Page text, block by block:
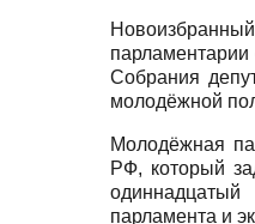
Собрания
молодёжной
Молодёжная
РФ, который
парламента и